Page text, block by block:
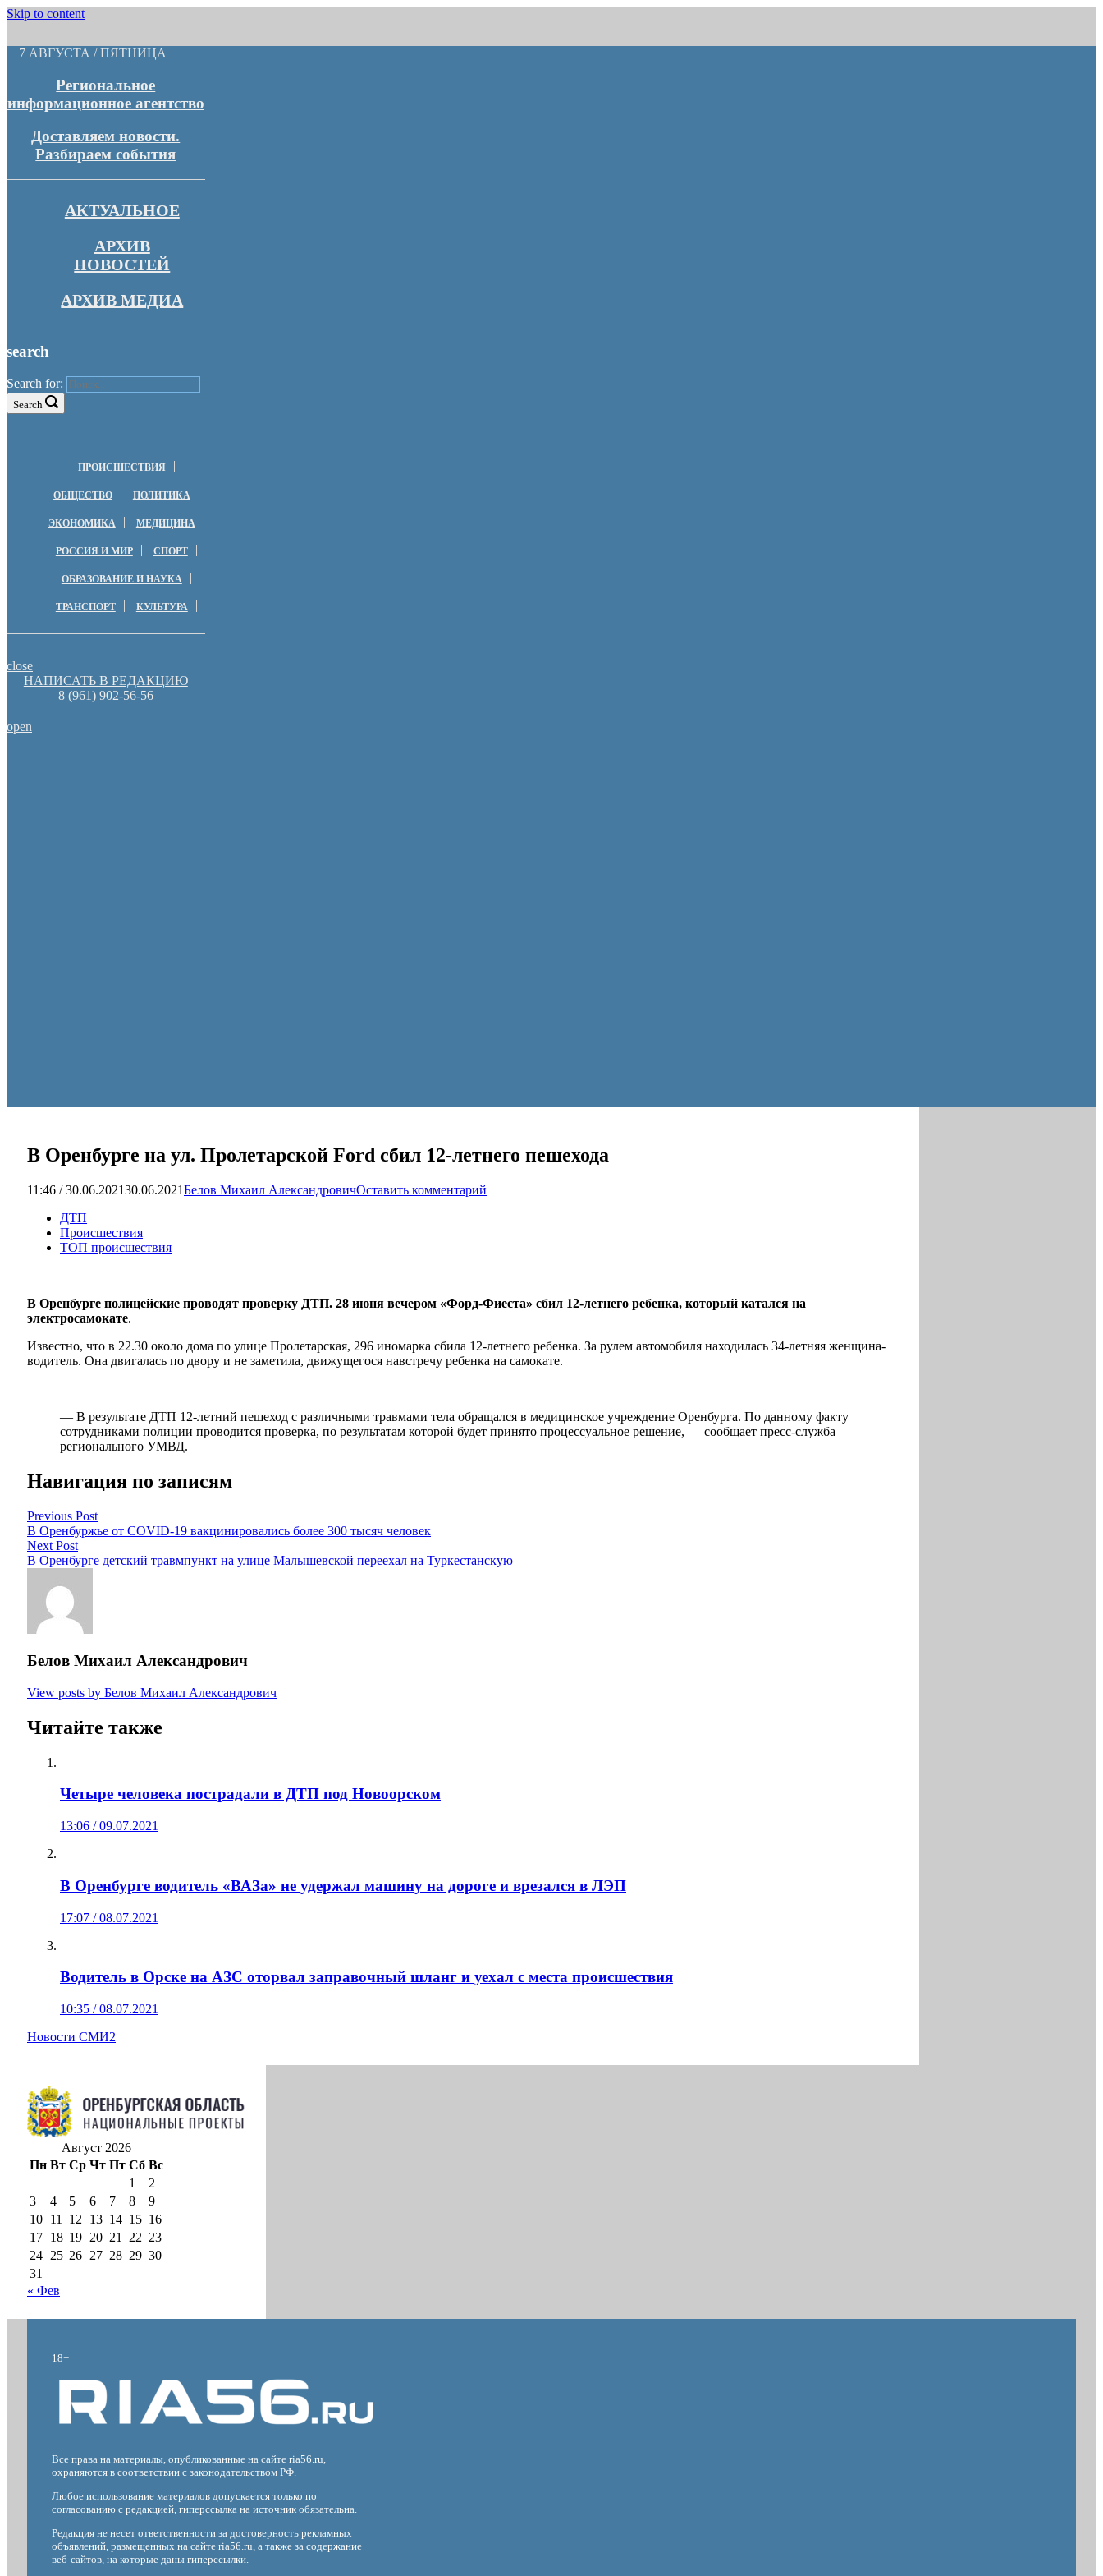
Skip to content
7 АВГУСТА / ПЯТНИЦА
Региональное
информационное агентство
Доставляем новости.
Разбираем события
АКТУАЛЬНОЕ
АРХИВ
НОВОСТЕЙ
АРХИВ МЕДИА
search
Search for:
Search
ПРОИСШЕСТВИЯ
ОБЩЕСТВО ПОЛИТИКА
ЭКОНОМИКА МЕДИЦИНА
РОССИЯ И МИР СПОРТ
ОБРАЗОВАНИЕ И НАУКА
ТРАНСПОРТ КУЛЬТУРА
close
НАПИСАТЬ В РЕДАКЦИЮ
8 (961) 902-56-56
open
В Оренбурге на ул. Пролетарской Ford сбил 12-летнего пешехода
11:46 / 30.06.202130.06.2021Белов Михаил АлександровичОставить комментарий
ДТП
Происшествия
ТОП происшествия
В Оренбурге полицейские проводят проверку ДТП. 28 июня вечером «Форд-Фиеста» сбил 12-летнего ребенка, который катался на
электросамокате.
Известно, что в 22.30 около дома по улице Пролетарская, 296 иномарка сбила 12-летнего ребенка. За рулем автомобиля находилась 34-летняя женщина-
водитель. Она двигалась по двору и не заметила, движущегося навстречу ребенка на самокате.
— В результате ДТП 12-летний пешеход с различными травмами тела обращался в медицинское учреждение Оренбурга. По данному факту
сотрудниками полиции проводится проверка, по результатам которой будет принято процессуальное решение, — сообщает пресс-служба
регионального УМВД.
Навигация по записям
Previous Post
В Оренбуржье от COVID-19 вакцинировались более 300 тысяч человек
Next Post
В Оренбурге детский травмпункт на улице Малышевской переехал на Туркестанскую
Белов Михаил Александрович
View posts by Белов Михаил Александрович
Читайте также
Четыре человека пострадали в ДТП под Новоорском
13:06 / 09.07.2021
В Оренбурге водитель «ВАЗа» не удержал машину на дороге и врезался в ЛЭП
17:07 / 08.07.2021
Водитель в Орске на АЗС оторвал заправочный шланг и уехал с места происшествия
10:35 / 08.07.2021
Новости СМИ2
Август 2026
Пн Вт Ср Чт Пт Сб Вс
1
2
3
4 5 6 7 8
9
10 11 12 13 14 15 16
17 18 19 20 21 22 23
24 25 26 27 28 29 30
31
« Фев
18+
Все права на материалы, опубликованные на сайте ria56.ru,
охраняются в соответствии с законодательством РФ.
Любое использование материалов допускается только по
согласованию с редакцией, гиперссылка на источник обязательна.
Редакция не несет ответственности за достоверность рекламных
объявлений, размещенных на сайте ria56.ru, а также за содержание
веб-сайтов, на которые даны гиперссылки.